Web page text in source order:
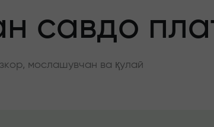
савдо
мослашувчан ва қулай